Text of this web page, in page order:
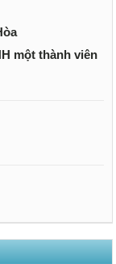
một thành viên